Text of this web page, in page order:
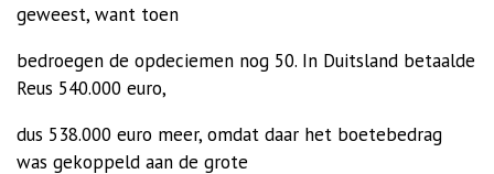
geweest, want toen
bedroegen de opdeciemen nog 50. In Duitsland betaalde
Reus 540.000 euro,
dus 538.000 euro meer, omdat daar het boetebedrag
was gekoppeld aan de grote